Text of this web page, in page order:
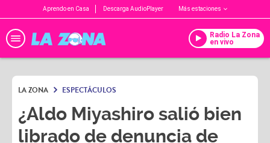
Aprendo en Casa Descarga AudioPlayer Más estaciones
Radio La Zona
en vivo
LA ZONA ESPECTÁCULOS
¿Aldo Miyashiro salió bien
librado de denuncia de